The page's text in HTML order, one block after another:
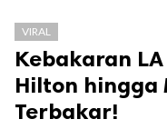
VIRAL
Kebakaran
Hilton hingga
Terbakar!